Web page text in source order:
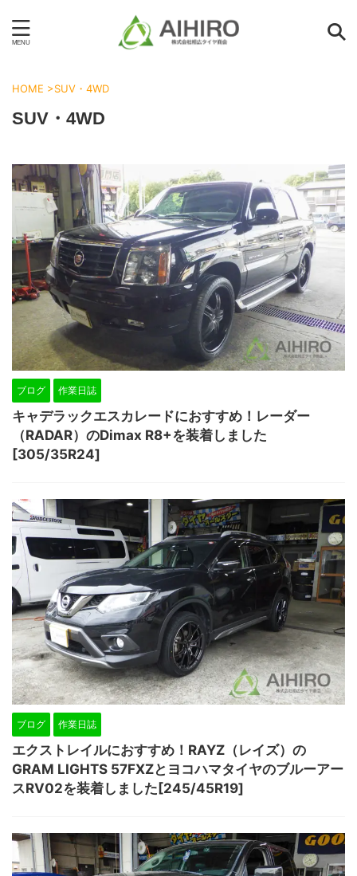
HOME >SUV・4WD
SUV・4WD
ブログ 作業日誌
キャデラックエスカレードにおすすめ！レーダー
（RADAR）のDimax R8+を装着しました
[305/35R24]
ブログ 作業日誌
エクストレイルにおすすめ！RAYZ（レイズ）の
GRAM LIGHTS 57FXZとヨコハマタイヤのブルーアー
スRV02を装着しました[245/45R19]